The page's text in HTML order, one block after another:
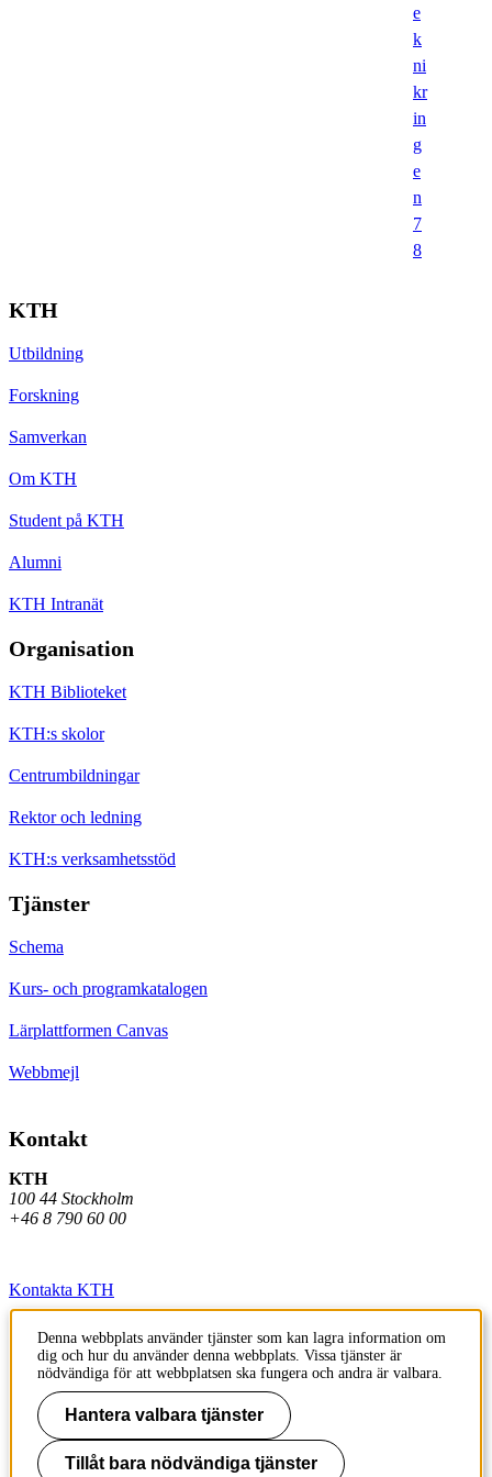
e
k
ni
kr
in
g
e
n
7
8
KTH
Utbildning
Forskning
Samverkan
Om KTH
Student på KTH
Alumni
KTH Intranät
Organisation
KTH Biblioteket
KTH:s skolor
Centrumbildningar
Rektor och ledning
KTH:s verksamhetsstöd
Tjänster
Schema
Kurs- och programkatalogen
Lärplattformen Canvas
Webbmejl
Kontakt
KTH
100 44 Stockholm
+46 8 790 60 00
Kontakta KTH
Jobba på KTH
Press och media
Faktura och betalning KTH
Om KTH:s webbplatser
Denna webbplats använder tjänster som kan lagra information om
dig och hur du använder denna webbplats. Vissa tjänster är
nödvändiga för att webbplatsen ska fungera och andra är valbara.
Hantera valbara tjänster
Tillåt bara nödvändiga tjänster